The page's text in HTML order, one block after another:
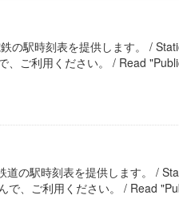
の駅時刻表を提供します。 /
、ご利用ください。 / Read
の駅時刻表を提供します。 /
で、ご利用ください。 / Read